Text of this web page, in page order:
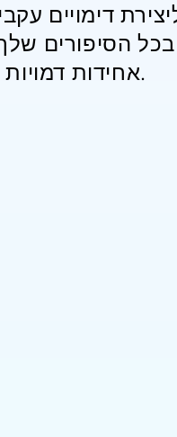
בכל הסיפורים
אחידות דמויות וסביבה בתוכן סדרתי.